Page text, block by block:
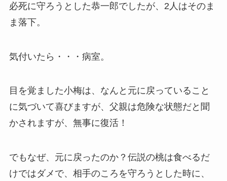
必死に守ろうとした恭一郎でしたが、2人はそのま
ま落下。
気付いたら・・・病室。
目を覚ました小梅は、なんと元に戻っていること
に気づいて喜びますが、父親は危険な状態だと聞
かされますが、無事に復活！
でもなぜ、元に戻ったのか？伝説の桃は食べるだ
けではダメで、相手のころを守ろうとした時に、